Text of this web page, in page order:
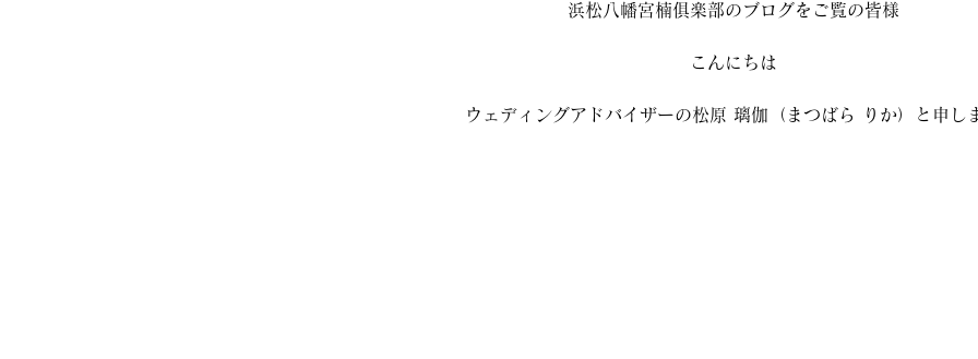
浜松八幡宮楠俱楽部のブログをご覧の皆様
こんにちは
ウェディングアドバイザーの松原 璃伽（まつばら りか）と申し